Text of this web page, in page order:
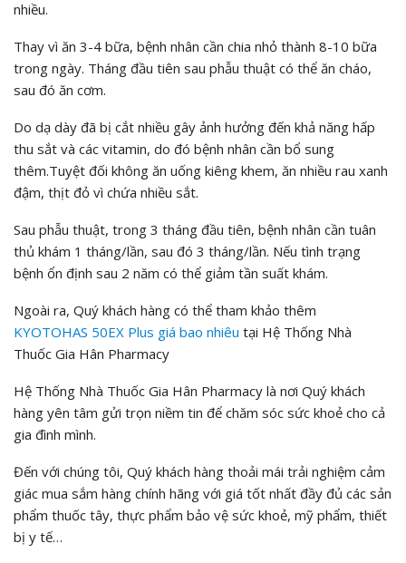
nhiều.
Thay vì ăn 3-4 bữa, bệnh nhân cần chia nhỏ thành 8-10 bữa
trong ngày. Tháng đầu tiên sau phẫu thuật có thể ăn cháo,
sau đó ăn cơm.
Do dạ dày đã bị cắt nhiều gây ảnh hưởng đến khả năng hấp
thu sắt và các vitamin, do đó bệnh nhân cần bổ sung
thêm.Tuyệt đối không ăn uống kiêng khem, ăn nhiều rau xanh
đậm, thịt đỏ vì chứa nhiều sắt.
Sau phẫu thuật, trong 3 tháng đầu tiên, bệnh nhân cần tuân
thủ khám 1 tháng/lần, sau đó 3 tháng/lần. Nếu tình trạng
bệnh ổn định sau 2 năm có thể giảm tần suất khám.
Ngoài ra, Quý khách hàng có thể tham khảo thêm
KYOTOHAS 50EX Plus giá bao nhiêu tại Hệ Thống Nhà
Thuốc Gia Hân Pharmacy
Hệ Thống Nhà Thuốc Gia Hân Pharmacy là nơi Quý khách
hàng yên tâm gửi trọn niềm tin để chăm sóc sức khoẻ cho cả
gia đình mình.
Đến với chúng tôi, Quý khách hàng thoải mái trải nghiệm cảm
giác mua sắm hàng chính hãng với giá tốt nhất đầy đủ các sản
phẩm thuốc tây, thực phẩm bảo vệ sức khoẻ, mỹ phẩm, thiết
bị y tế…